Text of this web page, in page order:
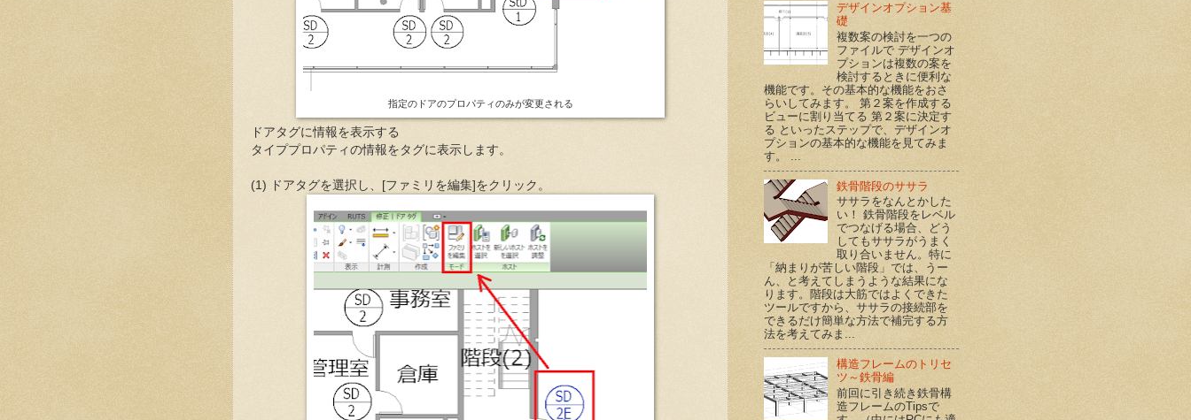
指定のドアのプロパティのみが変更される
ドアタグに情報を表示する
タイププロパティの情報をタグに表示します。
(1) ドアタグを選択し、[ファミリを編集]をクリック。
デザインオプション基
礎
複数案の検討を一つの
ファイルで デザインオ
プションは複数の案を
検討するときに便利な
機能です。その基本的な機能をおさ
らいしてみます。 第２案を作成する
ビューに割り当てる 第２案に決定す
る といったステップで、デザインオ
プションの基本的な機能を見てみま
す。 ...
鉄骨階段のササラ
ササラをなんとかした
い！ 鉄骨階段をレベル
でつなげる場合、どう
してもササラがうまく
取り合いません。特に
「納まりが苦しい階段」では、うー
ん、と考えてしまうような結果にな
ります。階段は大筋ではよくできた
ツールですから、ササラの接続部を
できるだけ簡単な方法で補完する方
法を考えてみま...
構造フレームのトリセ
ツ～鉄骨編
前回に引き続き鉄骨構
造フレームのTipsで